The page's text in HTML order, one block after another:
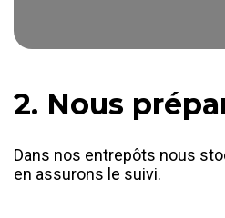
2. Nous
Dans nos entrepôts nous
en assurons le suivi.